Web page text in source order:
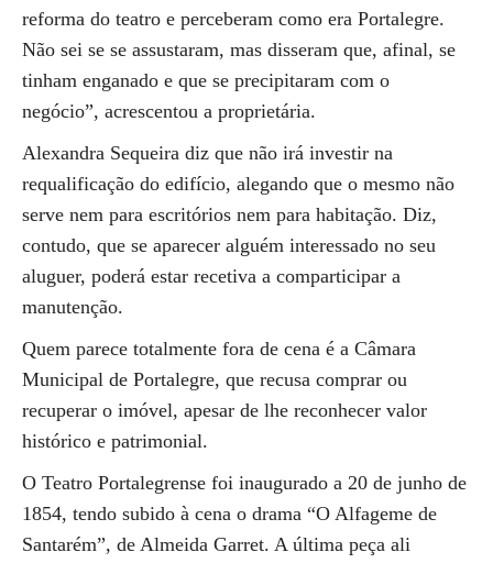
reforma do teatro e perceberam como era Portalegre.
Não sei se se assustaram, mas disseram que, afinal, se
tinham enganado e que se precipitaram com o
negócio”, acrescentou a proprietária.
Alexandra Sequeira diz que não irá investir na
requalificação do edifício, alegando que o mesmo não
serve nem para escritórios nem para habitação. Diz,
contudo, que se aparecer alguém interessado no seu
aluguer, poderá estar recetiva a comparticipar a
manutenção.
Quem parece totalmente fora de cena é a Câmara
Municipal de Portalegre, que recusa comprar ou
recuperar o imóvel, apesar de lhe reconhecer valor
histórico e patrimonial.
O Teatro Portalegrense foi inaugurado a 20 de junho de
1854, tendo subido à cena o drama “O Alfageme de
Santarém”, de Almeida Garret. A última peça ali